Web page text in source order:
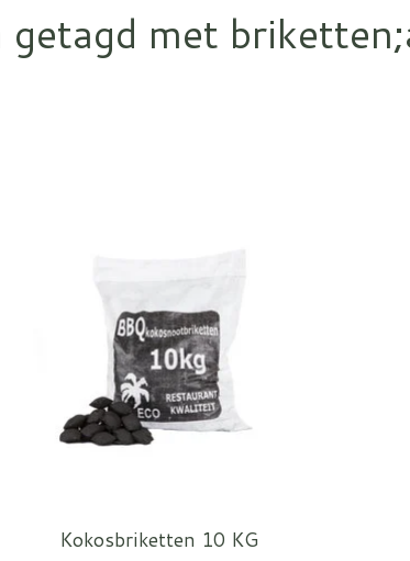
getagd met
Kokosbriketten 10 KG